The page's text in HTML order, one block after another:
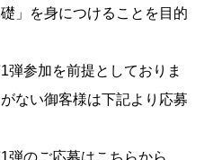
」を身につけることを目的
弾参加を前提としておりま
ない御客様は下記より応募
弾のご応募はこちらから